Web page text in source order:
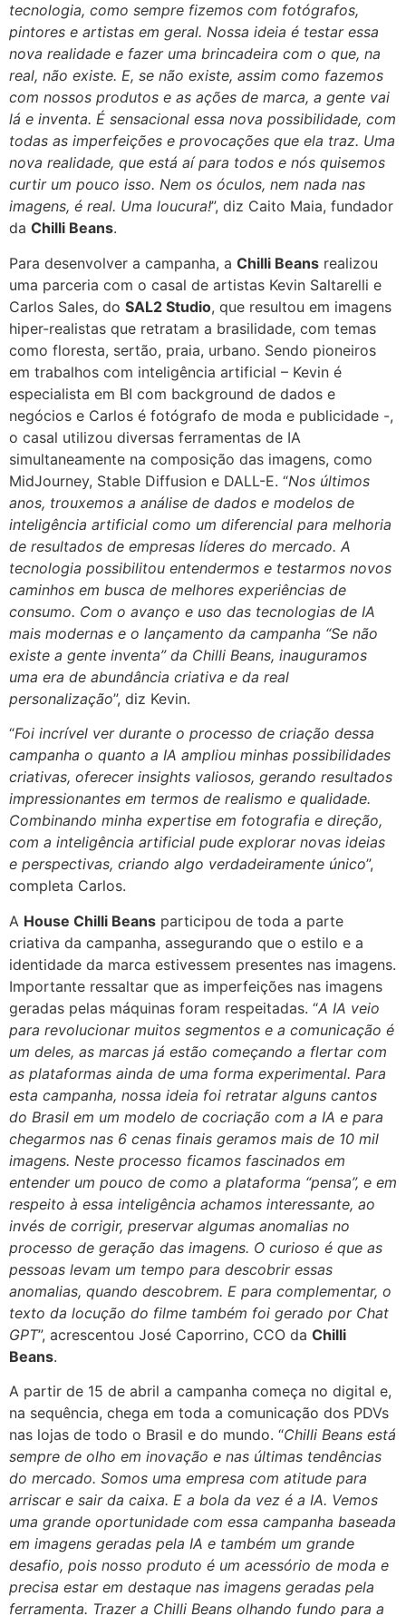
tecnologia, como sempre fizemos com fotógrafos,
pintores e artistas em geral. Nossa ideia é testar essa
nova realidade e fazer uma brincadeira com o que, na
real, não existe. E, se não existe, assim como fazemos
com nossos produtos e as ações de marca, a gente vai
lá e inventa. É sensacional essa nova possibilidade, com
todas as imperfeições e provocações que ela traz. Uma
nova realidade, que está aí para todos e nós quisemos
curtir um pouco isso. Nem os óculos, nem nada nas
imagens, é real. Uma loucura!”, diz Caito Maia, fundador
da Chilli Beans.
Para desenvolver a campanha, a Chilli Beans realizou
uma parceria com o casal de artistas Kevin Saltarelli e
Carlos Sales, do SAL2 Studio, que resultou em imagens
hiper-realistas que retratam a brasilidade, com temas
como floresta, sertão, praia, urbano. Sendo pioneiros
em trabalhos com inteligência artificial – Kevin é
especialista em BI com background de dados e
negócios e Carlos é fotógrafo de moda e publicidade -,
o casal utilizou diversas ferramentas de IA
simultaneamente na composição das imagens, como
MidJourney, Stable Diffusion e DALL-E. “Nos últimos
anos, trouxemos a análise de dados e modelos de
inteligência artificial como um diferencial para melhoria
de resultados de empresas líderes do mercado. A
tecnologia possibilitou entendermos e testarmos novos
caminhos em busca de melhores experiências de
consumo. Com o avanço e uso das tecnologias de IA
mais modernas e o lançamento da campanha “Se não
existe a gente inventa” da Chilli Beans, inauguramos
uma era de abundância criativa e da real
personalização”, diz Kevin.
“Foi incrível ver durante o processo de criação dessa
campanha o quanto a IA ampliou minhas possibilidades
criativas, oferecer insights valiosos, gerando resultados
impressionantes em termos de realismo e qualidade.
Combinando minha expertise em fotografia e direção,
com a inteligência artificial pude explorar novas ideias
e perspectivas, criando algo verdadeiramente único”,
completa Carlos.
A House Chilli Beans participou de toda a parte
criativa da campanha, assegurando que o estilo e a
identidade da marca estivessem presentes nas imagens.
Importante ressaltar que as imperfeições nas imagens
geradas pelas máquinas foram respeitadas. “A IA veio
para revolucionar muitos segmentos e a comunicação é
um deles, as marcas já estão começando a flertar com
as plataformas ainda de uma forma experimental. Para
esta campanha, nossa ideia foi retratar alguns cantos
do Brasil em um modelo de cocriação com a IA e para
chegarmos nas 6 cenas finais geramos mais de 10 mil
imagens. Neste processo ficamos fascinados em
entender um pouco de como a plataforma “pensa”, e em
respeito à essa inteligência achamos interessante, ao
invés de corrigir, preservar algumas anomalias no
processo de geração das imagens. O curioso é que as
pessoas levam um tempo para descobrir essas
anomalias, quando descobrem. E para complementar, o
texto da locução do filme também foi gerado por Chat
GPT”, acrescentou José Caporrino, CCO da Chilli
Beans.
A partir de 15 de abril a campanha começa no digital e,
na sequência, chega em toda a comunicação dos PDVs
nas lojas de todo o Brasil e do mundo. “Chilli Beans está
sempre de olho em inovação e nas últimas tendências
do mercado. Somos uma empresa com atitude para
arriscar e sair da caixa. E a bola da vez é a IA. Vemos
uma grande oportunidade com essa campanha baseada
em imagens geradas pela IA e também um grande
desafio, pois nosso produto é um acessório de moda e
precisa estar em destaque nas imagens geradas pela
ferramenta. Trazer a Chilli Beans olhando fundo para a